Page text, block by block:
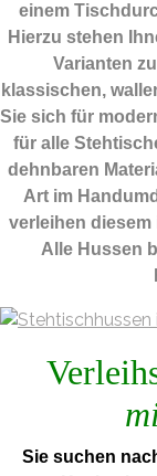
einem
Hierzu stehen
Varianten
klassischen,
Sie sich für
für alle
dehnbaren
Art im
verleihen diesem
Alle Hussen
Sie suchen